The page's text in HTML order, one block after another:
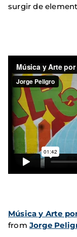
surgir de
Música y Arte
from Jorge